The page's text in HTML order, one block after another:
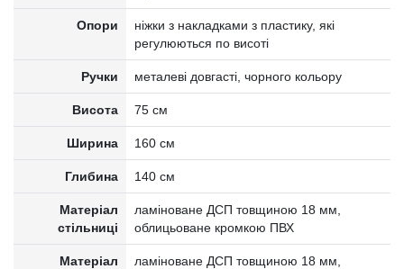
Опори
ніжки з накладками з пластику, які
регулюються по висоті
Ручки металеві довгасті, чорного кольору
Висота 75 см
Ширина 160 см
Глибина 140 см
Матеріал
стільниці
ламіноване ДСП товщиною 18 мм,
облицьоване кромкою ПВХ
Матеріал
ламіноване ДСП товщиною 18 мм,